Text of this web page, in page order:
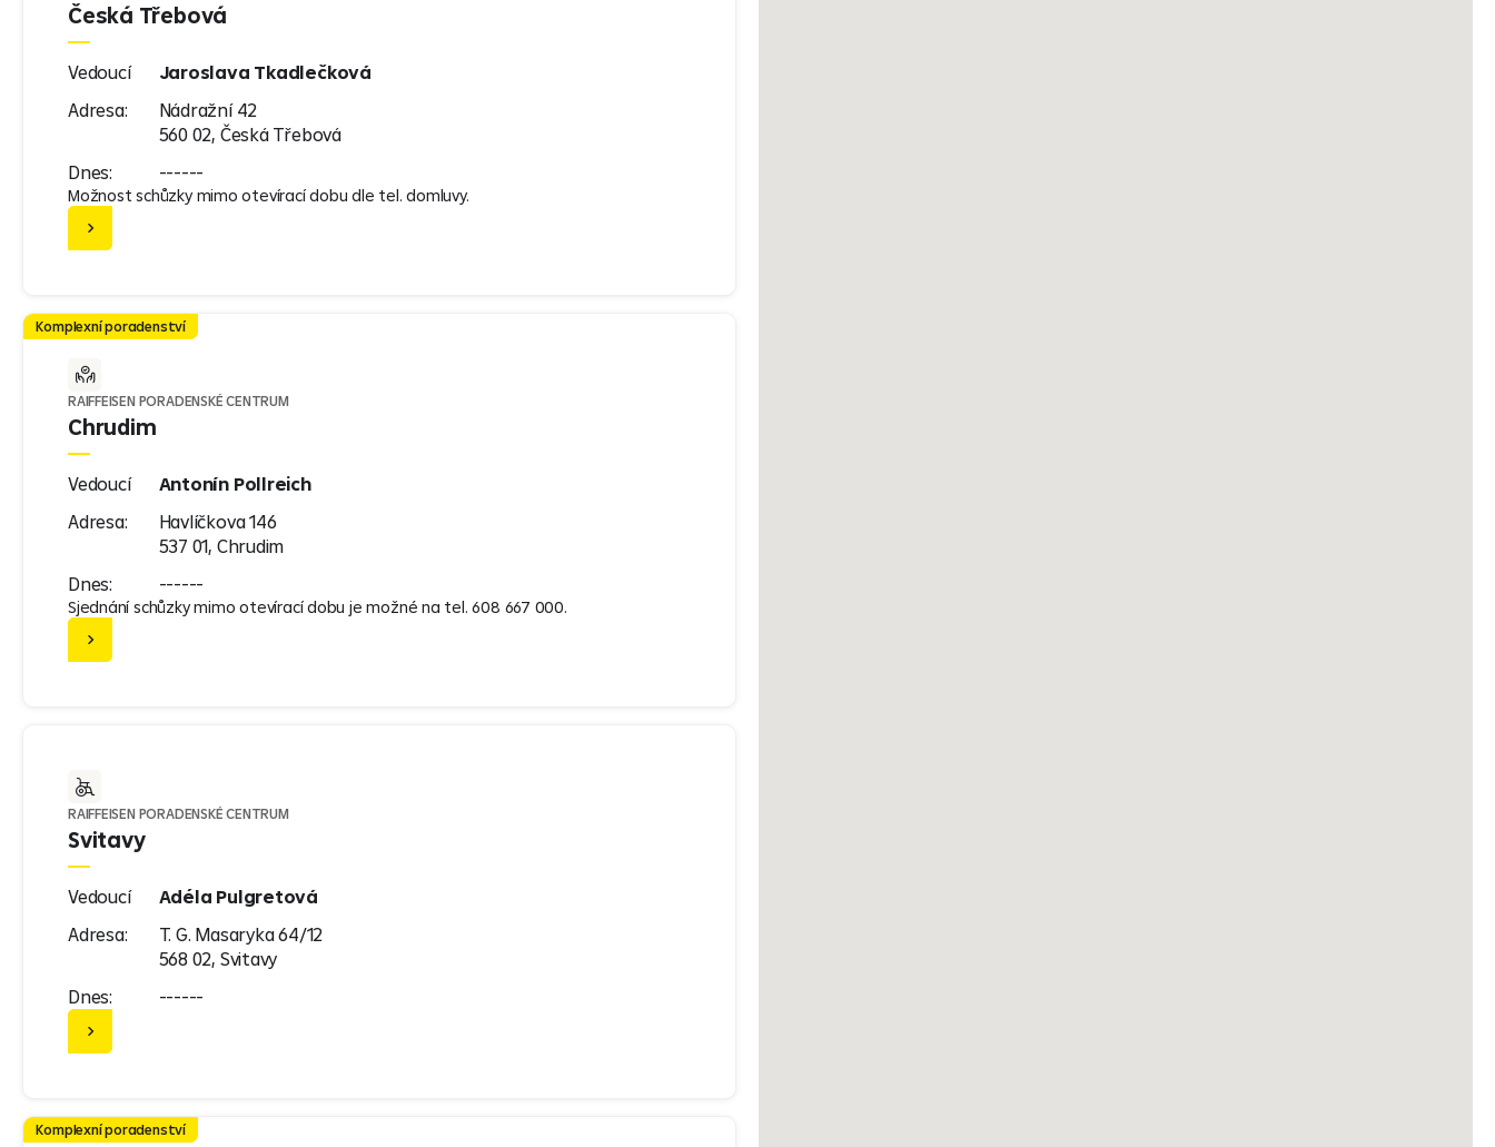
Česká Třebová
Vedoucí
Jaroslava Tkadlečková
Adresa:
Nádražní 42
560 02, Česká Třebová
Dnes:
------
Možnost schůzky mimo otevírací dobu dle tel. domluvy.
Komplexní poradenství
RAIFFEISEN PORADENSKÉ CENTRUM
Chrudim
Vedoucí
Antonín Pollreich
Adresa:
Havlíčkova 146
537 01, Chrudim
Dnes:
------
Sjednání schůzky mimo otevírací dobu je možné na tel. 608 667 000.
RAIFFEISEN PORADENSKÉ CENTRUM
Svitavy
Vedoucí
Adéla Pulgretová
Adresa:
T. G. Masaryka 64/12
568 02, Svitavy
Dnes:
------
Komplexní poradenství